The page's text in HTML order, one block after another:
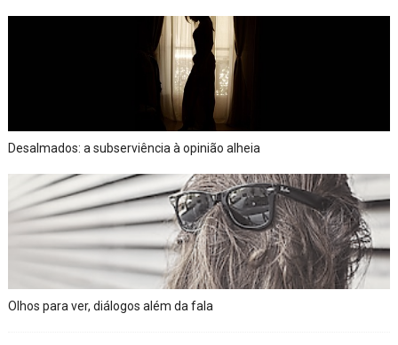
Desalmados: a subserviência à opinião alheia
Olhos para ver, diálogos além da fala